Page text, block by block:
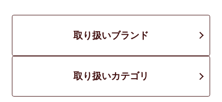
取り扱いブランド
取り扱いカテゴリ